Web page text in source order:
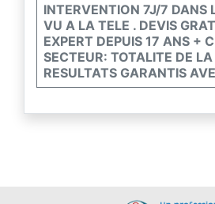
INTERVENTION 7J/7 DANS
VU A LA TELE . DEVIS
EXPERT DEPUIS 17 ANS +
SECTEUR: TOTALITE DE
RESULTATS GARANTIS